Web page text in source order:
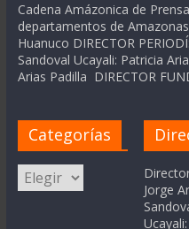
Cadena Amázonica de
departamentos de
Huanuco DIRECTOR
Sandoval Ucayali: Patricia
Arias Padilla DIRECTOR
Categorías
Categorías
Jorge